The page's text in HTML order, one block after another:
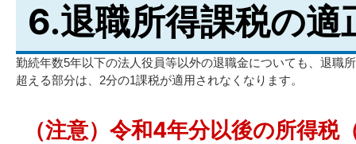
6.退職所得課税の適
勤続年数5年以下の法人役員等以外の退職金についても、退職
超える部分は、2分の1課税が適用されなくなります。
（注意）令和4年分以後の所得税